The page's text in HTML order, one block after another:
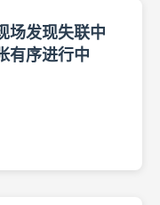
场发现失联中
有序进行中